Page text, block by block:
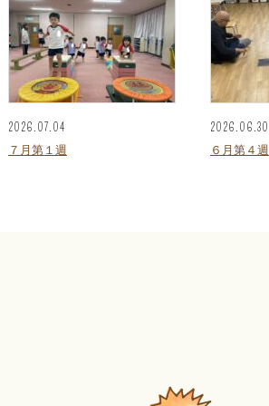
2026.07.04
７月第１週
2026.06.30
６月第４週